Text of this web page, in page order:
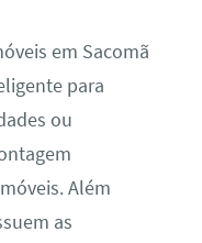
em Sacomã
para
ou
Além
as